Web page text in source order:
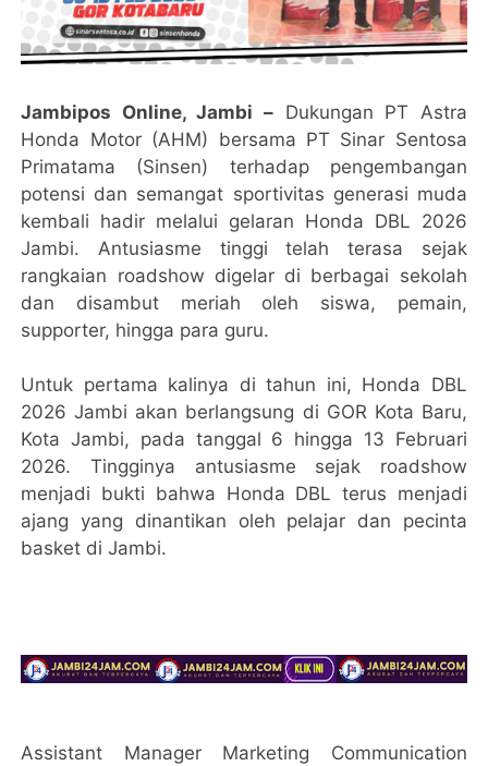
Jambipos Online, Jambi – Dukungan PT Astra
Honda Motor (AHM) bersama PT Sinar Sentosa
Primatama (Sinsen) terhadap pengembangan
potensi dan semangat sportivitas generasi muda
kembali hadir melalui gelaran Honda DBL 2026
Jambi. Antusiasme tinggi telah terasa sejak
rangkaian roadshow digelar di berbagai sekolah
dan disambut meriah oleh siswa, pemain,
supporter, hingga para guru.
Untuk pertama kalinya di tahun ini, Honda DBL
2026 Jambi akan berlangsung di GOR Kota Baru,
Kota Jambi, pada tanggal 6 hingga 13 Februari
2026. Tingginya antusiasme sejak roadshow
menjadi bukti bahwa Honda DBL terus menjadi
ajang yang dinantikan oleh pelajar dan pecinta
basket di Jambi.
Assistant Manager Marketing Communication